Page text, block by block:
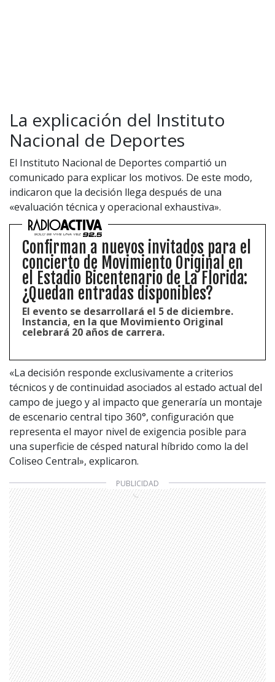
La explicación del Instituto
Nacional de Deportes
El Instituto Nacional de Deportes compartió un
comunicado para explicar los motivos. De este modo,
indicaron que la decisión llega después de una
«evaluación técnica y operacional exhaustiva».
Confirman a nuevos invitados para el
concierto de Movimiento Original en
el Estadio Bicentenario de La Florida:
¿Quedan entradas disponibles?
El evento se desarrollará el 5 de diciembre.
Instancia, en la que Movimiento Original
celebrará 20 años de carrera.
«La decisión responde exclusivamente a criterios
técnicos y de continuidad asociados al estado actual del
campo de juego y al impacto que generaría un montaje
de escenario central tipo 360°, configuración que
representa el mayor nivel de exigencia posible para
una superficie de césped natural híbrido como la del
Coliseo Central», explicaron.